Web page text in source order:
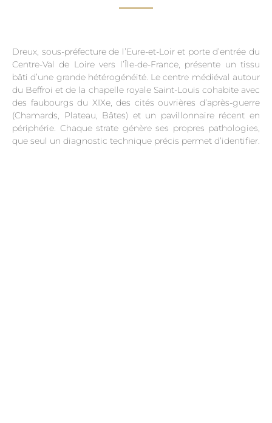
Dreux, sous-préfecture de l’Eure-et-Loir et porte d’entrée du
Centre-Val de Loire vers l’Île-de-France, présente un tissu
bâti d’une grande hétérogénéité. Le centre médiéval autour
du Beffroi et de la chapelle royale Saint-Louis cohabite avec
des faubourgs du XIXe, des cités ouvrières d’après-guerre
(Chamards, Plateau, Bâtes) et un pavillonnaire récent en
périphérie. Chaque strate génère ses propres pathologies,
que seul un diagnostic technique précis permet d’identifier.